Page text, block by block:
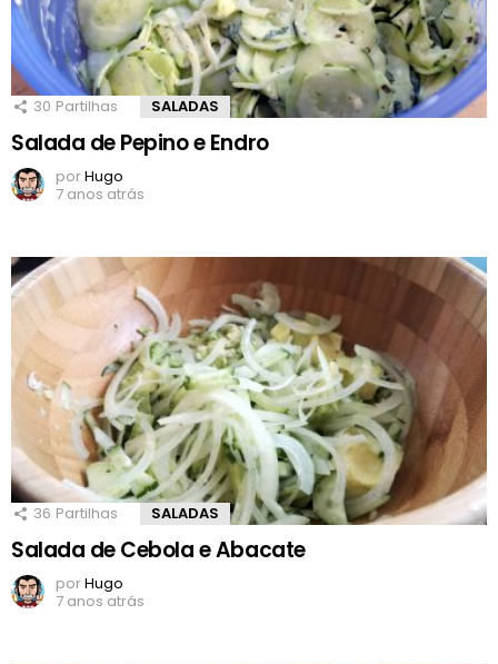
30 Partilhas SALADAS
Salada de Pepino e Endro
porHugo
7 anos atrás
36 Partilhas SALADAS
Salada de Cebola e Abacate
porHugo
7 anos atrás